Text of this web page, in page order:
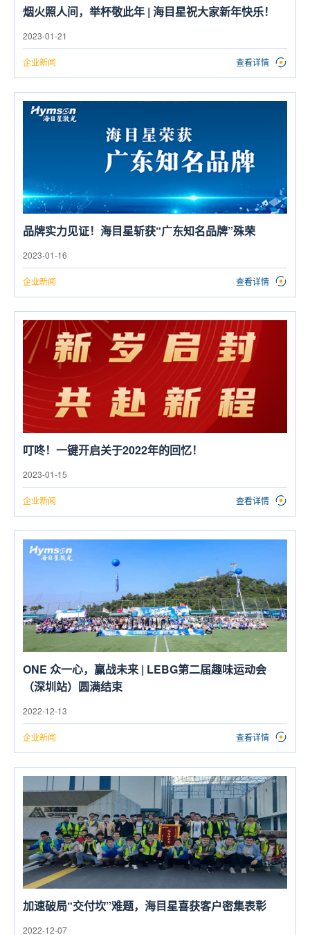
烟火照人间，举杯敬此年 | 海目星祝大家新年快乐！
2023-01-21
企业新闻 查看详情
品牌实力见证！海目星斩获“广东知名品牌”殊荣
2023-01-16
企业新闻 查看详情
叮咚！一键开启关于2022年的回忆！
2023-01-15
企业新闻 查看详情
ONE 众一心，赢战未来 | LEBG第二届趣味运动会
（深圳站）圆满结束
2022-12-13
企业新闻 查看详情
加速破局“交付坎”难题，海目星喜获客户密集表彰
2022-12-07